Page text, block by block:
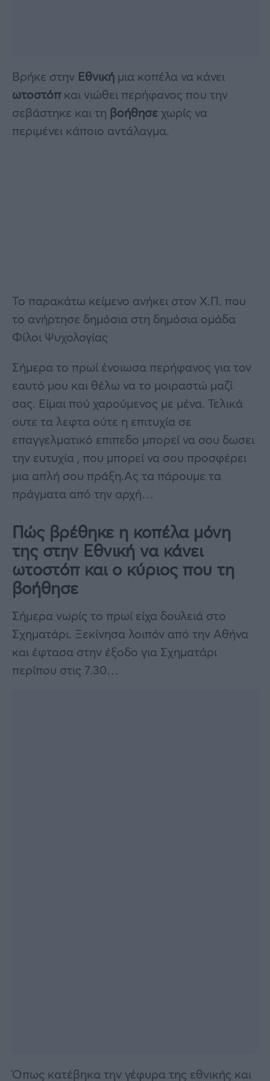
Βρήκε στην Εθνική μια κοπέλα να κάνει
ωτοστόπκαι νιώθει περήφανος που την
σεβάστηκε και τη βοήθησε χωρίς να
περιμένει κάποιο αντάλαγμα.
Το παρακάτω κείμενο ανήκει στον Χ.Π. που
το ανήρτησε δημόσια στη δημόσια ομάδα
Φίλοι Ψυχολογίας
Σήμερα το πρωί ένοιωσα περήφανος για τον
εαυτό μου και θέλω να το μοιραστώ μαζί
σας. Είμαι πού χαρούμενος με μένα. Τελικά
ουτε τα λεφτα ούτε η επιτυχία σε
επαγγελματικό επιπεδο μπορεί να σου δωσει
την ευτυχία , που μπορεί να σου προσφέρει
μια απλή σου πράξη.Ας τα πάρουμε τα
πράγματα από την αρχή…
Πώς βρέθηκε η κοπέλα μόνη
της στην Εθνική να κάνει
ωτοστόπ και ο κύριος που τη
βοήθησε
Σήμερα νωρίς το πρωί είχα δουλειά στο
Σχηματάρι. Ξεκίνησα λοιπόν από την Αθήνα
και έφτασα στην έξοδο για Σχηματάρι
περίπου στις 7.30…
Όπως κατέβηκα την γέφυρα της εθνικής και